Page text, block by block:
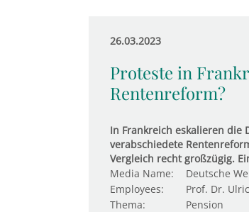
26.03.2023
Proteste in
Rentenreform?
In Frankreich eskalieren die
verabschiedete
Vergleich recht großzügig.
Media Name:
Deutsche
Employees:
Prof. Dr.
Thema:
Pension